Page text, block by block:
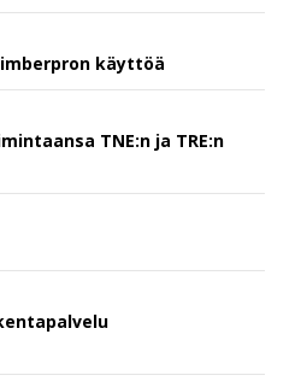
käyttöä
TNE:n ja TRE:n